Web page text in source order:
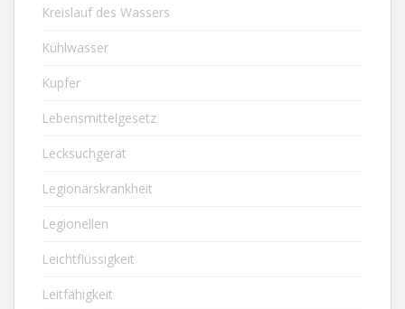
Kreislauf des Wassers
Kühlwasser
Kupfer
Lebensmittelgesetz
Lecksuchgerät
Legionärskrankheit
Legionellen
Leichtflüssigkeit
Leitfähigkeit